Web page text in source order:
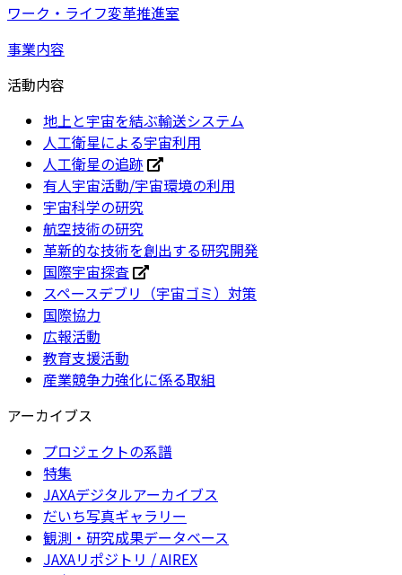
ワーク・ライフ変革推進室
事業内容
活動内容
地上と宇宙を結ぶ輸送システム
人工衛星による宇宙利用
人工衛星の追跡
有人宇宙活動/宇宙環境の利用
宇宙科学の研究
航空技術の研究
革新的な技術を創出する研究開発
国際宇宙探査
スペースデブリ（宇宙ゴミ）対策
国際協力
広報活動
教育支援活動
産業競争力強化に係る取組
アーカイブス
プロジェクトの系譜
特集
JAXAデジタルアーカイブス
だいち写真ギャラリー
観測・研究成果データベース
JAXAリポジトリ / AIREX